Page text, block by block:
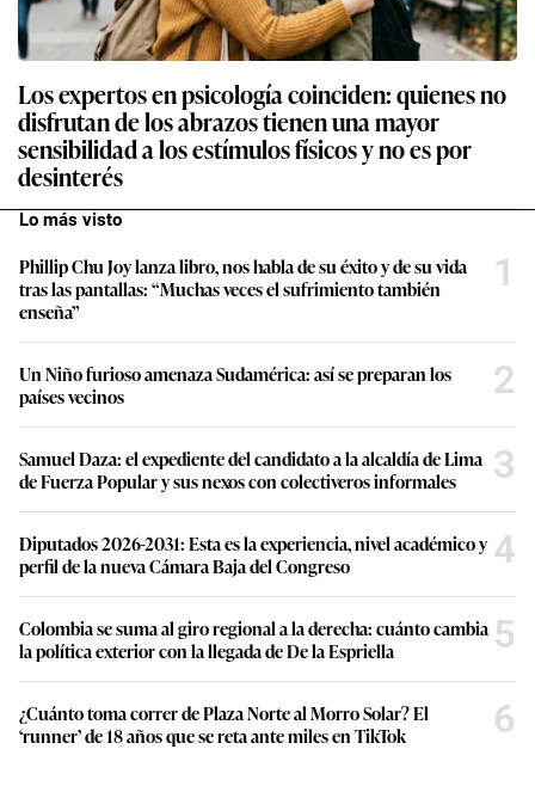
Los expertos en psicología coinciden: quienes no
disfrutan de los abrazos tienen una mayor
sensibilidad a los estímulos físicos y no es por
desinterés
Lo más visto
Phillip Chu Joy lanza libro, nos habla de su éxito y de su vida
tras las pantallas: “Muchas veces el sufrimiento también
enseña”
1
Un Niño furioso amenaza Sudamérica: así se preparan los
países vecinos
2
Samuel Daza: el expediente del candidato a la alcaldía de Lima
de Fuerza Popular y sus nexos con colectiveros informales
3
Diputados 2026-2031: Esta es la experiencia, nivel académico y
perfil de la nueva Cámara Baja del Congreso
4
Colombia se suma al giro regional a la derecha: cuánto cambia
la política exterior con la llegada de De la Espriella
5
¿Cuánto toma correr de Plaza Norte al Morro Solar? El
‘runner’ de 18 años que se reta ante miles en TikTok
6